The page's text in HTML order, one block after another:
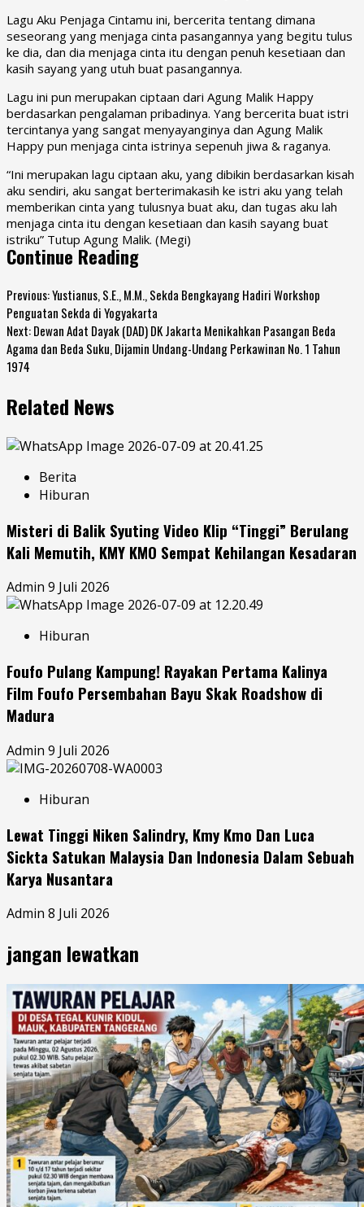
Lagu Aku Penjaga Cintamu ini, bercerita tentang dimana
seseorang yang menjaga cinta pasangannya yang begitu tulus
ke dia, dan dia menjaga cinta itu dengan penuh kesetiaan dan
kasih sayang yang utuh buat pasangannya.
Lagu ini pun merupakan ciptaan dari Agung Malik Happy
berdasarkan pengalaman pribadinya. Yang bercerita buat istri
tercintanya yang sangat menyayanginya dan Agung Malik
Happy pun menjaga cinta istrinya sepenuh jiwa & raganya.
“Ini merupakan lagu ciptaan aku, yang dibikin berdasarkan kisah
aku sendiri, aku sangat berterimakasih ke istri aku yang telah
memberikan cinta yang tulusnya buat aku, dan tugas aku lah
menjaga cinta itu dengan kesetiaan dan kasih sayang buat
istriku” Tutup Agung Malik. (Megi)
Continue Reading
Previous:Yustianus, S.E., M.M., Sekda Bengkayang Hadiri Workshop
Penguatan Sekda di Yogyakarta
Next:Dewan Adat Dayak (DAD) DK Jakarta Menikahkan Pasangan Beda
Agama dan Beda Suku, Dijamin Undang-Undang Perkawinan No. 1 Tahun
1974
Related News
Berita
Hiburan
Misteri di Balik Syuting Video Klip “Tinggi” Berulang
Kali Memutih, KMY KMO Sempat Kehilangan Kesadaran
Admin 9 Juli 2026
Hiburan
Foufo Pulang Kampung! Rayakan Pertama Kalinya
Film Foufo Persembahan Bayu Skak Roadshow di
Madura
Admin 9 Juli 2026
Hiburan
Lewat Tinggi Niken Salindry, Kmy Kmo Dan Luca
Sickta Satukan Malaysia Dan Indonesia Dalam Sebuah
Karya Nusantara
Admin 8 Juli 2026
jangan lewatkan